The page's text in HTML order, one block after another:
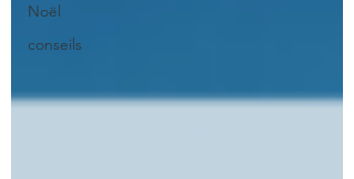
Noël
conseils